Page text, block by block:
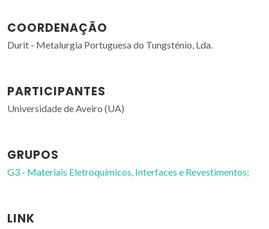
COORDENAÇÃO
Durit - Metalurgia Portuguesa do Tungsténio, Lda.
PARTICIPANTES
Universidade de Aveiro (UA)
GRUPOS
G3 - Materiais Eletroquímicos, Interfaces e Revestimentos;
LINK